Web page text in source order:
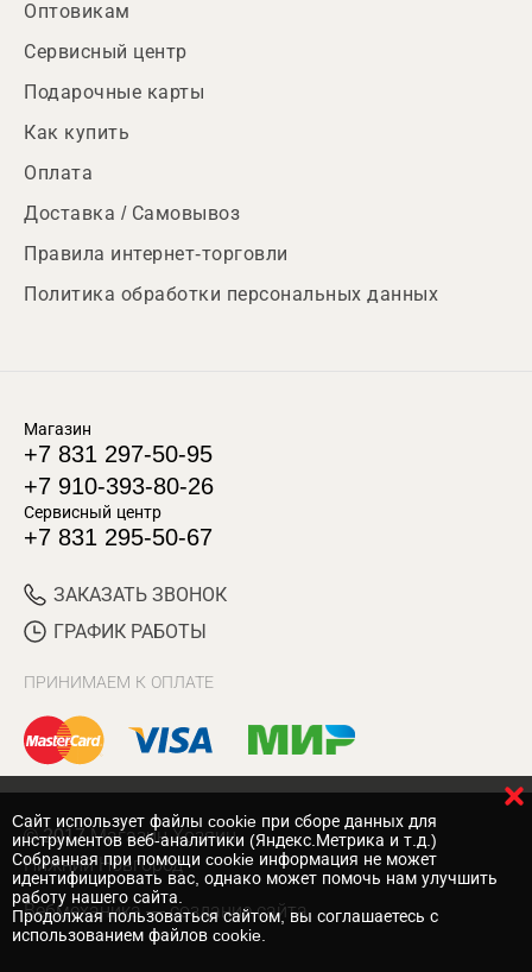
Оптовикам
Сервисный центр
Подарочные карты
Как купить
Оплата
Доставка / Самовывоз
Правила интернет-торговли
Политика обработки персональных данных
Магазин
+7 831 297-50-95
+7 910-393-80-26
Сервисный центр
+7 831 295-50-67
ЗАКАЗАТЬ ЗВОНОК
ГРАФИК РАБОТЫ
ПРИНИМАЕМ К ОПЛАТЕ
© 2017 Магазин Хозяин
Нижний Новгород
Вебмеханика — создание сайта
Cайт использует файлы cookie при сборе данных для
инструментов веб-аналитики (Яндекс.Метрика и т.д.)
Собранная при помощи cookie информация не может
идентифицировать вас, однако может помочь нам улучшить
работу нашего сайта.
Продолжая пользоваться сайтом, вы соглашаетесь с
использованием файлов cookie.